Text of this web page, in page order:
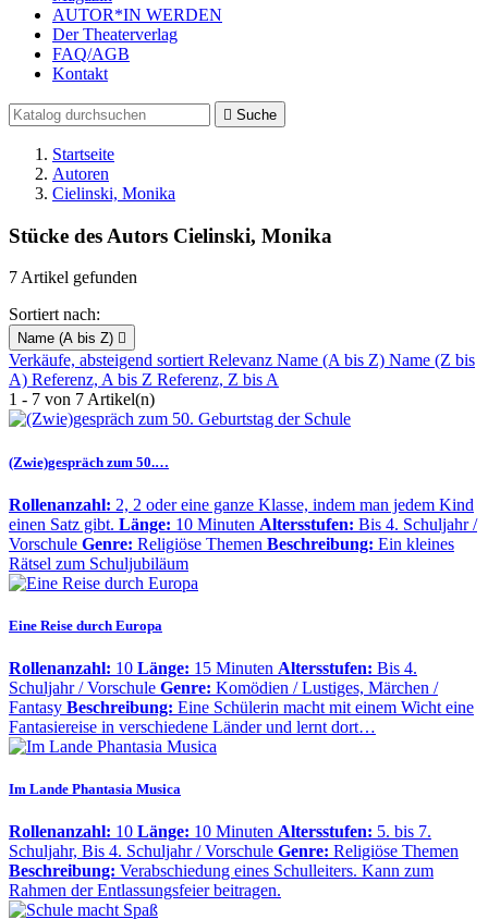
AUTOR*IN WERDEN
Der Theaterverlag
FAQ/AGB
Kontakt
 Suche
Startseite
Autoren
Cielinski, Monika
Stücke des Autors Cielinski, Monika
7 Artikel gefunden
Sortiert nach:
Name (A bis Z) 
Verkäufe, absteigend sortiertRelevanz Name (A bis Z) Name (Z bis
A) Referenz, A bis Z Referenz, Z bis A
1 - 7 von 7 Artikel(n)
(Zwie)gespräch zum 50.…
Rollenanzahl: 2, 2 oder eine ganze Klasse, indem man jedem Kind
einen Satz gibt. Länge: 10 Minuten Altersstufen: Bis 4. Schuljahr /
Vorschule Genre: Religiöse Themen Beschreibung: Ein kleines
Rätsel zum Schuljubiläum
Eine Reise durch Europa
Rollenanzahl: 10 Länge: 15 Minuten Altersstufen: Bis 4.
Schuljahr / Vorschule Genre: Komödien / Lustiges, Märchen /
Fantasy Beschreibung: Eine Schülerin macht mit einem Wicht eine
Fantasiereise in verschiedene Länder und lernt dort…
Im Lande Phantasia Musica
Rollenanzahl: 10 Länge: 10 Minuten Altersstufen: 5. bis 7.
Schuljahr, Bis 4. Schuljahr / Vorschule Genre: Religiöse Themen
Beschreibung: Verabschiedung eines Schulleiters. Kann zum
Rahmen der Entlassungsfeier beitragen.